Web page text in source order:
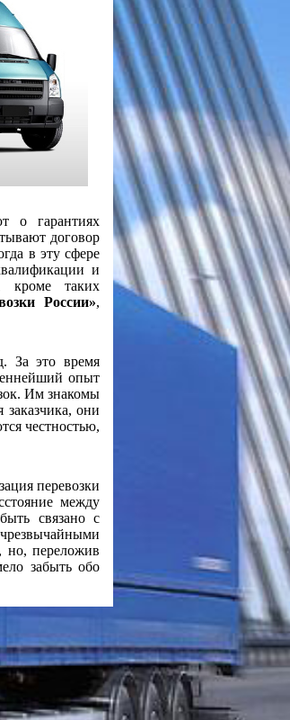
о гарантиях
договор
в эту сфере
и
кроме таких
России»,
За это время
опыт
Им знакомы
они
честностью,
перевозки
между
связано с
но, переложив
забыть обо